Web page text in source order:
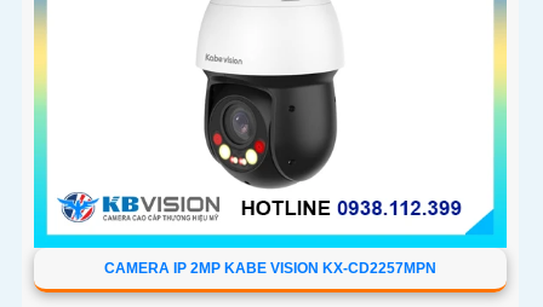
CAMERA IP 2MP KABE VISION KX-CD2257MPN